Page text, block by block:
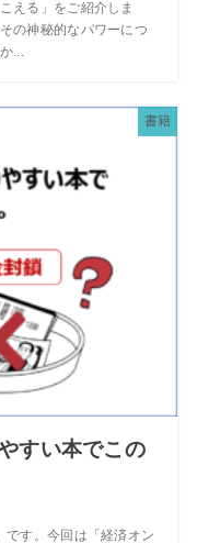
える」をご紹介しま
の神秘的なパワーにつ
...
書籍
すい本でこの
です。今回は「経済オン